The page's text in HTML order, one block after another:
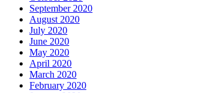
September 2020
August 2020
July 2020
June 2020
May 2020
April 2020
March 2020
February 2020